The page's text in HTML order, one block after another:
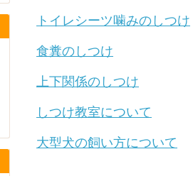
トイレシーツ噛みのしつけ
食糞のしつけ
上下関係のしつけ
しつけ教室について
大型犬の飼い方について